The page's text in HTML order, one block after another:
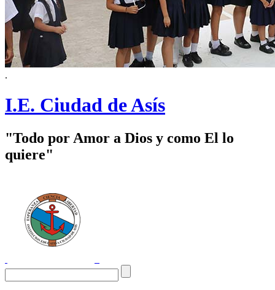
.
I.E. Ciudad de Asís
"Todo por Amor a Dios y como El lo
quiere"